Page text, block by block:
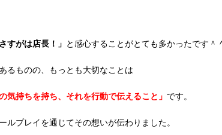
さすがは店長！」 と感心することがとても多かったです＾
るものの、もっとも大切なことは
気持ちを持ち、それを行動で伝えること」 です。
ルプレイを通じてその想いが伝わりました。